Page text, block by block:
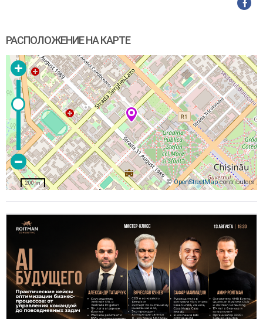
РАСПОЛОЖЕНИЕ НА КАРТЕ
©OpenStreetMapcontributors
200 m